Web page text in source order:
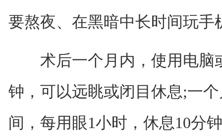
要熬夜、在黑暗中长时间玩手
术后一个月内，使用电脑
钟，可以远眺或闭目休息;一
间，每用眼1小时，休息10分